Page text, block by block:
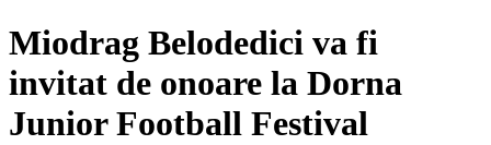
Miodrag Belodedici va fi
invitat de onoare la Dorna
Junior Football Festival